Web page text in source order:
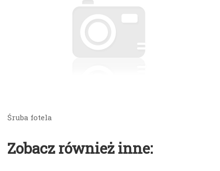
Śruba fotela
Zobacz również inne: